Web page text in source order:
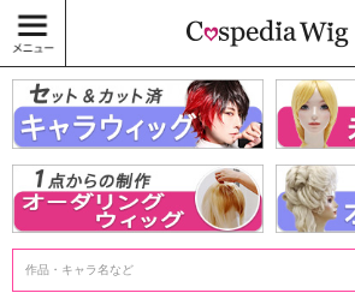
〜
商品タグ
キャラウィッグ
未加工ウィッグ
ベースウィッグ
衣装
SALE中